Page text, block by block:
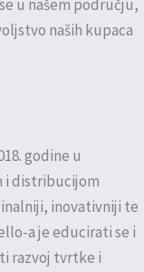
u našem području,
naših kupaca
godine u
i distribucijom
inovativniji te
a je educirati se i
razvoj tvrtke i